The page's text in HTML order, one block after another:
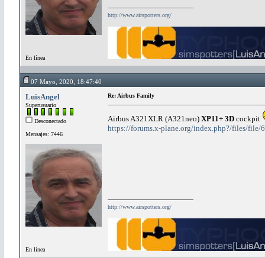
En línea
http://www.airspotters.org/
07 Mayo, 2020, 18:47:40
LuisAngel
Superusuario
Desconectado
Mensajes: 7446
En línea
Re: Airbus Family
Airbus A321XLR (A321neo) XP11+ 3D cockpit
https://forums.x-plane.org/index.php?/files/file/
http://www.airspotters.org/